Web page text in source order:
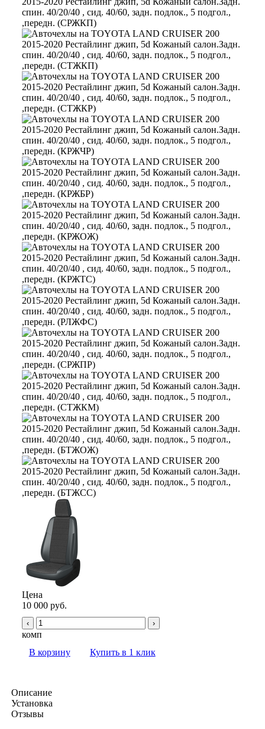
Цена
10 000 руб.
‹ ›
комп
В корзину
Купить в 1 клик
Описание
Установка
Отзывы